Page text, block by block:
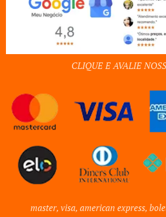
CLIQUE E AVALIE
master, visa, american express,